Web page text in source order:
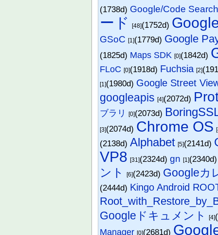
(1738d) Google/Code
ード [48](1752d)
GSoC [1](1779d) Google
(1825d) Maps SDK [0](1842d)
FLoC [0](1918d) Fuchsia [2]
[1](1980d) Google Street
googleapis [4](2072d)
ブラリ [0](2073d)
[3](2074d) Chrome OS
(2138d)Alphabet [5](2141d)
VP8 [31](2324d)gn [1]
ント [6](2423d) Googleカ
(2444d) Kingo Android
Googleドキュメント [4]
Manager [0](2681d)